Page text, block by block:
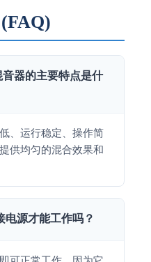
器的主要特点是什
、运行稳定、操作简
供均匀的混合效果和
电源才能工作吗？